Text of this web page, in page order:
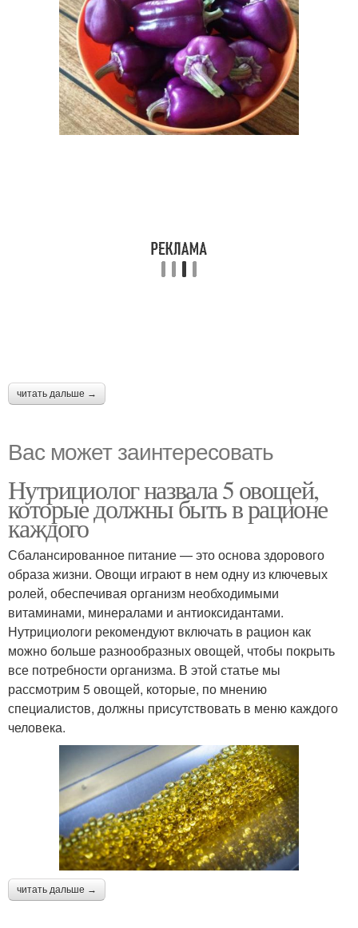
читать дальше →
Вас может заинтересовать
Нутрициолог назвала 5 овощей,
которые должны быть в рационе
каждого
Сбалансированное питание — это основа здорового
образа жизни. Овощи играют в нем одну из ключевых
ролей, обеспечивая организм необходимыми
витаминами, минералами и антиоксидантами.
Нутрициологи рекомендуют включать в рацион как
можно больше разнообразных овощей, чтобы покрыть
все потребности организма. В этой статье мы
рассмотрим 5 овощей, которые, по мнению
специалистов, должны присутствовать в меню каждого
человека.
читать дальше →